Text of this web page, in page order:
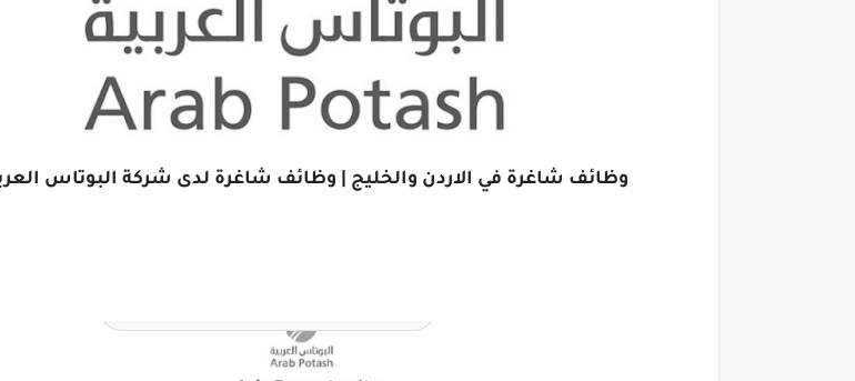
وظائف شاغرة في الاردن والخليج | وظائف شاغرة لدى شركة البوتاس